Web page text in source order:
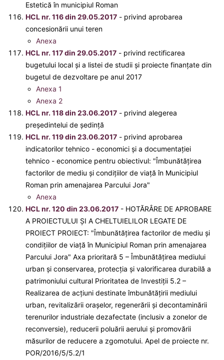
Estetică în municipiul Roman
HCL nr. 116 din 29.05.2017 - privind aprobarea
concesionării unui teren
Anexa
HCL nr. 117 din 29.05.2017 - privind rectificarea
bugetului local și a listei de studii și proiecte finanțate din
bugetul de dezvoltare pe anul 2017
Anexa 1
Anexa 2
HCL nr. 118 din 23.06.2017 - privind alegerea
preşedintelui de şedinţă
HCL nr. 119 din 23.06.2017 - privind aprobarea
indicatorilor tehnico - economici şi a documentaţiei
tehnico - economice pentru obiectivul: "Îmbunătăţirea
factorilor de mediu şi condițiilor de viaţă în Municipiul
Roman prin amenajarea Parcului Jora"
Anexa
HCL nr. 120 din 23.06.2017 - HOTĂRÂRE DE APROBARE
A PROIECTULUI ȘI A CHELTUIELILOR LEGATE DE
PROIECT PROIECT: "Îmbunătăţirea factorilor de mediu şi
condiţiilor de viaţă în Municipiul Roman prin amenajarea
Parcului Jora" Axa prioritară 5 – Îmbunătăţirea mediului
urban şi conservarea, protecţia şi valorificarea durabilă a
patrimoniului cultural Prioritatea de Investiţii 5.2 –
Realizarea de acțiuni destinate îmbunătățirii mediului
urban, revitalizării orașelor, regenerării și decontaminării
terenurilor industriale dezafectate (inclusiv a zonelor de
reconversie), reducerii poluării aerului și promovării
măsurilor de reducere a zgomotului. Apel de proiecte nr.
POR/2016/5/5.2/1